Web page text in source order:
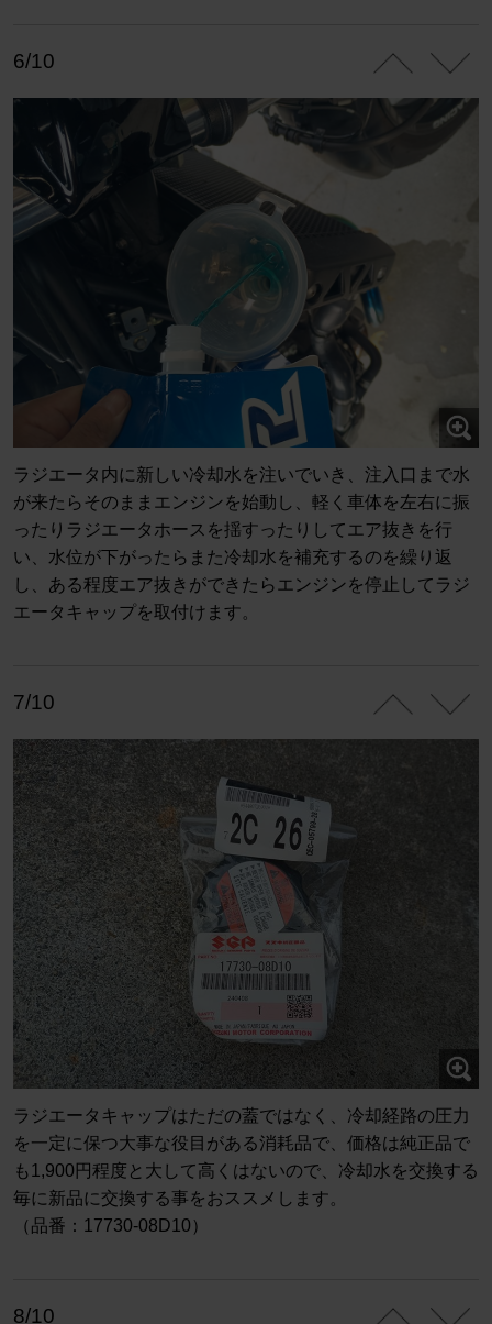
6/10
ラジエータ内に新しい冷却水を注いでいき、注入口まで水
が来たらそのままエンジンを始動し、軽く車体を左右に振
ったりラジエータホースを揺すったりしてエア抜きを行
い、水位が下がったらまた冷却水を補充するのを繰り返
し、ある程度エア抜きができたらエンジンを停止してラジ
エータキャップを取付けます。
7/10
ラジエータキャップはただの蓋ではなく、冷却経路の圧力
を一定に保つ大事な役目がある消耗品で、価格は純正品で
も1,900円程度と大して高くはないので、冷却水を交換する
毎に新品に交換する事をおススメします。
（品番：17730-08D10）
8/10